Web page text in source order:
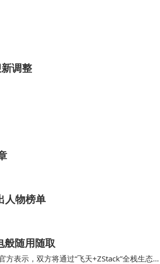
调整
人物榜单
般随用随取
表示，双方将通过“飞天+ZStack”全栈生态，